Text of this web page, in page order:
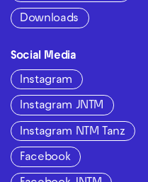
Downloads
Social Media
Instagram
Instagram JNTM
Instagram NTM Tanz
Facebook